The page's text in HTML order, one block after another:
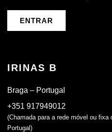
ENTRAR
IRINAS B
Braga – Portugal
+351 917949012
(Chamada para a rede móvel ou
Portugal)